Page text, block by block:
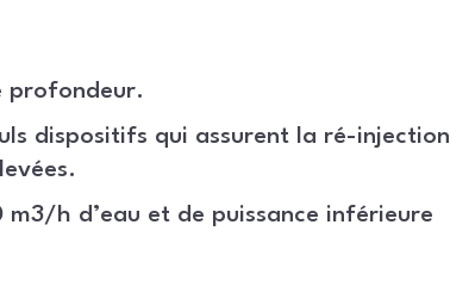
profondeur.
dispositifs qui assurent la ré-injection
h d’eau et de puissance inférieure